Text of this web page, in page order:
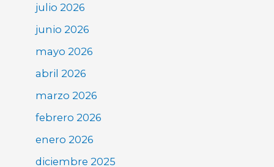
julio 2026
junio 2026
mayo 2026
abril 2026
marzo 2026
febrero 2026
enero 2026
diciembre 2025